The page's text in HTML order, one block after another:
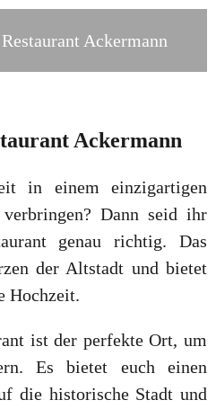
Ackermann
Ackermann
in einem einzigartigen
Dann seid ihr
genau richtig. Das
der Altstadt und bietet
Hochzeit.
ist der perfekte Ort, um
Es bietet euch einen
die historische Stadt und